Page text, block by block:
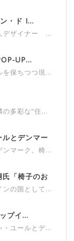
・ド I...
デザイナー ...
UP...
を保ちつつ現...
多彩な“住...
とデンマー
ンマーク。椅...
「椅子のお
の国として...
プイ...
ユールとデ...